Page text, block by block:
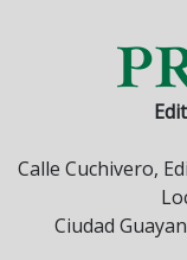
Calle Cuchivero,
Ciudad